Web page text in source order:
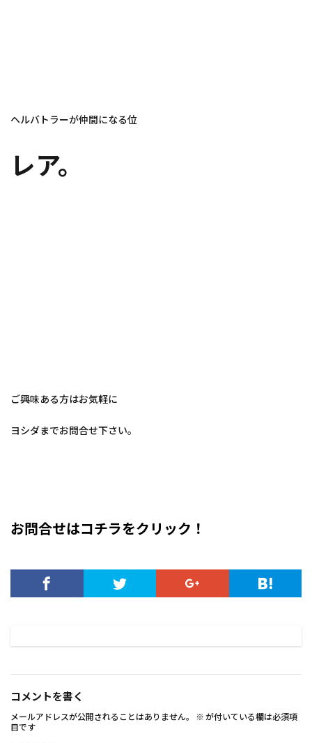
ヘルバトラーが仲間になる位
レア。
ご興味ある方はお気軽に
ヨシダまでお問合せ下さい。
お問合せはコチラをクリック！
コメントを書く
メールアドレスが公開されることはありません。 ※ が付いている欄は必須項
目です